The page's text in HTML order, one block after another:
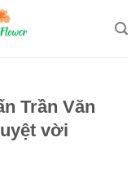
Trần Văn
vời